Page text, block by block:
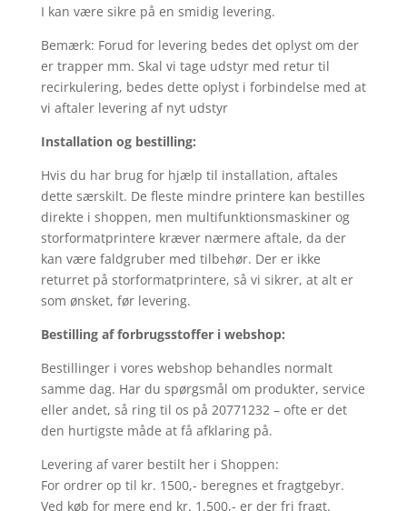
I kan være sikre på en smidig levering.
Bemærk: Forud for levering bedes det oplyst om der
er trapper mm. Skal vi tage udstyr med retur til
recirkulering, bedes dette oplyst i forbindelse med at
vi aftaler levering af nyt udstyr
Installation og bestilling:
Hvis du har brug for hjælp til installation, aftales
dette særskilt. De fleste mindre printere kan bestilles
direkte i shoppen, men multifunktionsmaskiner og
storformatprintere kræver nærmere aftale, da der
kan være faldgruber med tilbehør. Der er ikke
returret på storformatprintere, så vi sikrer, at alt er
som ønsket, før levering.
Bestilling af forbrugsstoffer i webshop:
Bestillinger i vores webshop behandles normalt
samme dag. Har du spørgsmål om produkter, service
eller andet, så ring til os på 20771232 – ofte er det
den hurtigste måde at få afklaring på.
Levering af varer bestilt her i Shoppen:
For ordrer op til kr. 1500,- beregnes et fragtgebyr.
Ved køb for mere end kr. 1.500,- er der fri fragt.